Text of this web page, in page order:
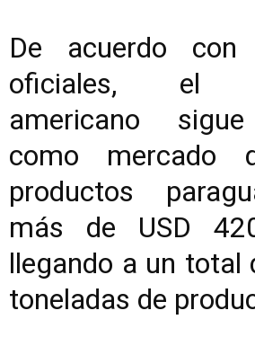
De acuerdo
oficiales, el
americano
como mercado
productos
más de USD
llegando a un total
toneladas de